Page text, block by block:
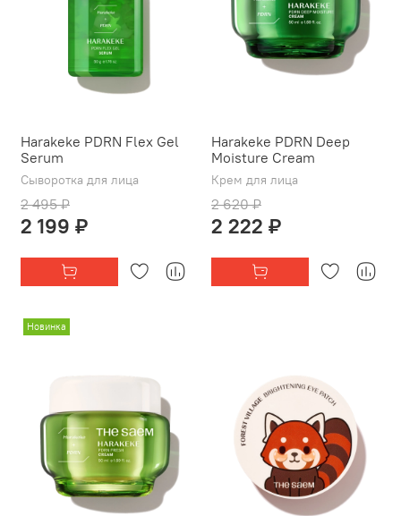
Harakeke PDRN Flex Gel
Serum
Сыворотка для лица
2 495 ₽
2 199 ₽
Harakeke PDRN Deep
Moisture Cream
Крем для лица
2 620 ₽
2 222 ₽
Новинка